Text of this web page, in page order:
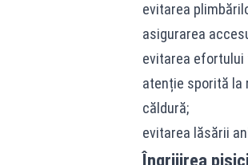
evitarea
asigurarea
evitarea efortului
atenție sporită la
căldură;
evitarea lăsării
Îngrijirea